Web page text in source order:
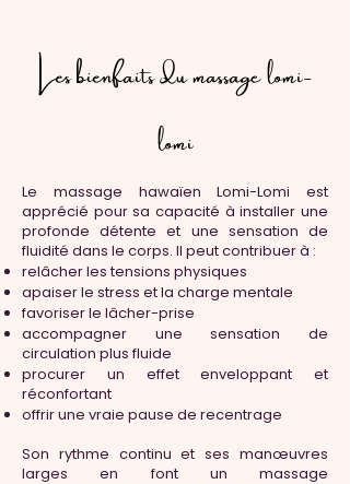
Les bienfaits du massage lomi-
lomi
Le massage hawaïen Lomi-Lomi est
apprécié pour sa capacité à installer une
profonde détente et une sensation de
fluidité dans le corps. Il peut contribuer à :
relâcher les tensions physiques
apaiser le stress et la charge mentale
favoriser le lâcher-prise
accompagner une sensation de
circulation plus fluide
procurer un effet enveloppant et
réconfortant
offrir une vraie pause de recentrage
Son rythme continu et ses manœuvres
larges en font un massage